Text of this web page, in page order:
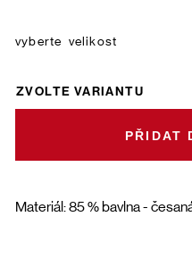
Materiál: 85 % bavlna -
velikost
ZVOLTE VARIANTU